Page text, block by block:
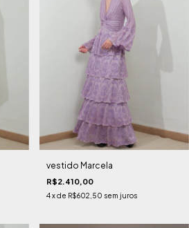
vestido Marcela
R$2.410,00
4 x de R$602,50 sem juros